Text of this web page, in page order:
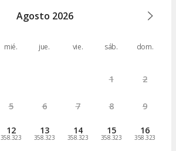
Agosto 2026
mié. jue. vie. sáb. dom.
1 2
5 6 7 8 9
12
358.323
13
358.323
14
358.323
15
358.323
16
358.323